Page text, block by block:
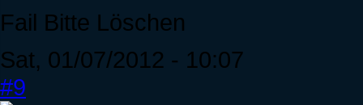
Fail Bitte Löschen
Sat, 01/07/2012 - 10:07
#9